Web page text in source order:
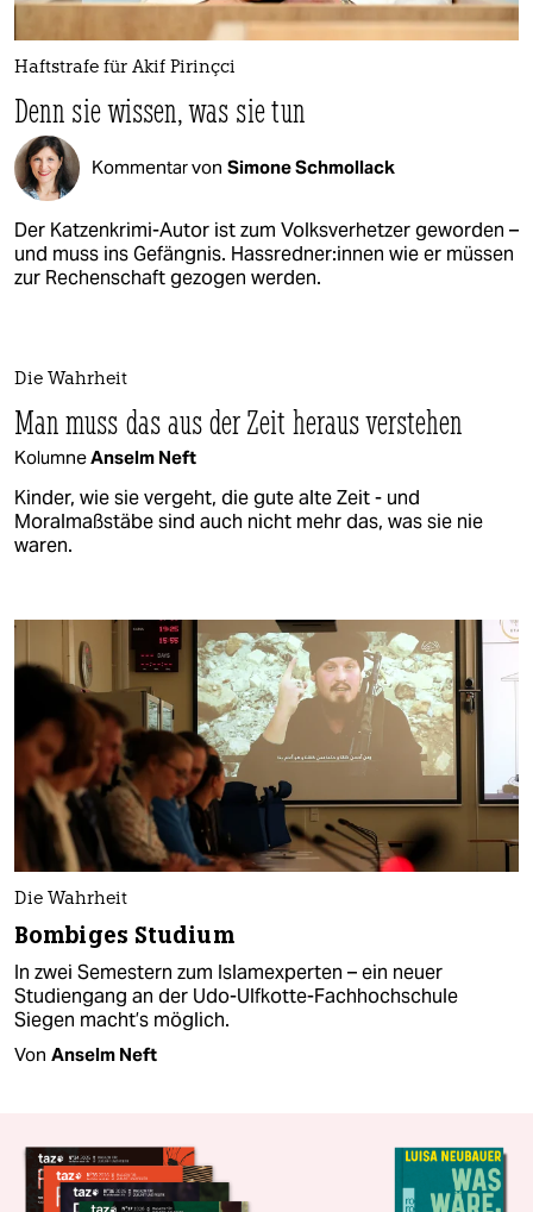
Haftstrafe für Akif Pirinçci
Denn sie wissen, was sie tun
Kommentar von Simone Schmollack
Der Katzenkrimi-Autor ist zum Volksverhetzer geworden –
und muss ins Gefängnis. Hass­red­ne­r:in­nen wie er müssen
zur Rechenschaft gezogen werden.
Die Wahrheit
Man muss das aus der Zeit heraus verstehen
KolumneAnselm Neft
Kinder, wie sie vergeht, die gute alte Zeit - und
Moralmaßstäbe sind auch nicht mehr das, was sie nie
waren.
Die Wahrheit
Bombiges Studium
In zwei Semestern zum Islamexperten – ein neuer
Studiengang an der Udo-Ulfkotte-Fachhochschule
Siegen macht’s möglich.
Von Anselm Neft